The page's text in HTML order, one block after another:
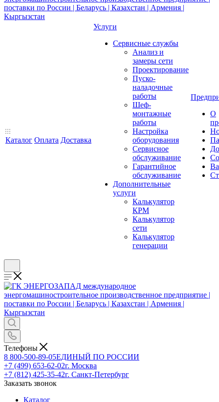
Каталог Оплата Доставка
Услуги
Сервисные службы
Анализ и
замеры сети
Проектирование
Пуско-
наладочные
работы
Шеф-
монтажные
работы
Настройка
оборудования
Сервисное
обслуживание
Гарантийное
обслуживание
Дополнительные
услуги
Калькулятор
КРМ
Калькулятор
сети
Калькулятор
генерации
О
Телефоны
8 800-500-89-05ЕДИНЫЙ ПО РОССИИ
+7 (499) 653-62-02г. Москва
+7 (812) 425-35-42г. Санкт-Петербург
Заказать звонок
Каталог